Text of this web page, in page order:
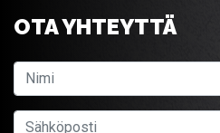
OTA YHTEYTTÄ